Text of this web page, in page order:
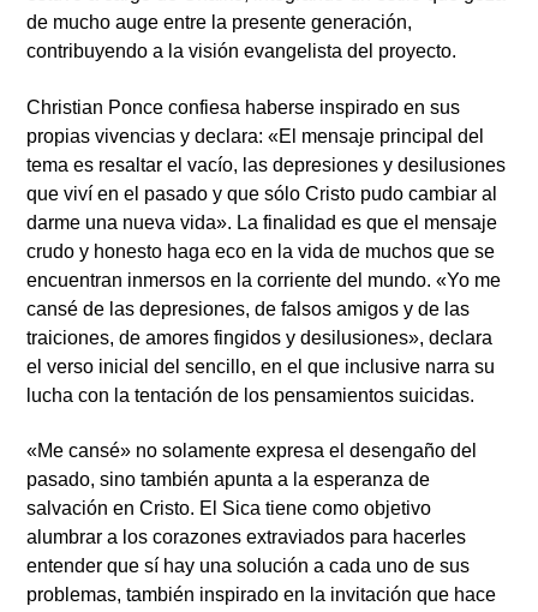
de mucho auge entre la presente generación,
contribuyendo a la visión evangelista del proyecto.
Christian Ponce confiesa haberse inspirado en sus
propias vivencias y declara: «El mensaje principal del
tema es resaltar el vacío, las depresiones y desilusiones
que viví en el pasado y que sólo Cristo pudo cambiar al
darme una nueva vida». La finalidad es que el mensaje
crudo y honesto haga eco en la vida de muchos que se
encuentran inmersos en la corriente del mundo. «Yo me
cansé de las depresiones, de falsos amigos y de las
traiciones, de amores fingidos y desilusiones», declara
el verso inicial del sencillo, en el que inclusive narra su
lucha con la tentación de los pensamientos suicidas.
«Me cansé» no solamente expresa el desengaño del
pasado, sino también apunta a la esperanza de
salvación en Cristo. El Sica tiene como objetivo
alumbrar a los corazones extraviados para hacerles
entender que sí hay una solución a cada uno de sus
problemas, también inspirado en la invitación que hace